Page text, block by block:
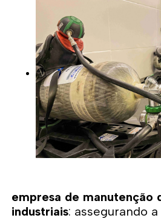
empresa de manutenção
industriais: assegurando